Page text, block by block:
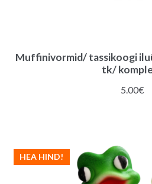
Muffinivormid/ tassikoogi
tk/
5.00€
HEA HIND!